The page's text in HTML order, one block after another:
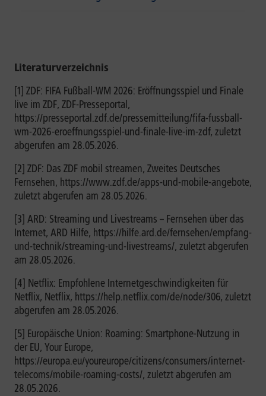
Literaturverzeichnis
[1] ZDF: FIFA Fußball-WM 2026: Eröffnungsspiel und Finale
live im ZDF, ZDF-Presseportal,
https://presseportal.zdf.de/pressemitteilung/fifa-fussball-
wm-2026-eroeffnungsspiel-und-finale-live-im-zdf, zuletzt
abgerufen am 28.05.2026.
[2] ZDF: Das ZDF mobil streamen, Zweites Deutsches
Fernsehen, https://www.zdf.de/apps-und-mobile-angebote,
zuletzt abgerufen am 28.05.2026.
[3] ARD: Streaming und Livestreams – Fernsehen über das
Internet, ARD Hilfe, https://hilfe.ard.de/fernsehen/empfang-
und-technik/streaming-und-livestreams/, zuletzt abgerufen
am 28.05.2026.
[4] Netflix: Empfohlene Internetgeschwindigkeiten für
Netflix, Netflix, https://help.netflix.com/de/node/306, zuletzt
abgerufen am 28.05.2026.
[5] Europäische Union: Roaming: Smartphone-Nutzung in
der EU, Your Europe,
https://europa.eu/youreurope/citizens/consumers/internet-
telecoms/mobile-roaming-costs/, zuletzt abgerufen am
28.05.2026.